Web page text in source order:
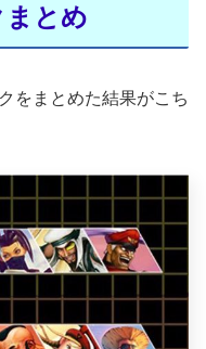
まとめ
をまとめた結果がこち